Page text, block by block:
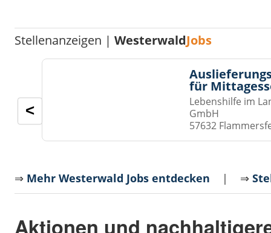
Stellenanzeigen |WesterwaldJobs
für
Lebenshilfe im
GmbH
57632
<
⇒ Mehr Westerwald Jobs entdecken | ⇒
Aktionen und